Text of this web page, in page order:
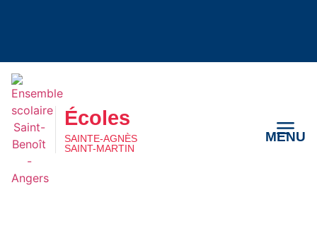
Écoles
SAINTE-AGNÈS
SAINT-MARTIN
MENU